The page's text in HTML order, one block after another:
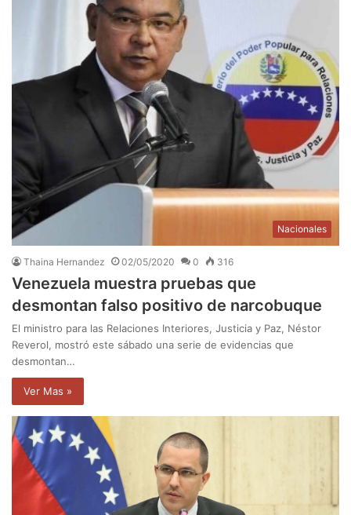
Nacionales
Thaina Hernandez 02/05/2020 0 316
Venezuela muestra pruebas que
desmontan falso positivo de narcobuque
El ministro para las Relaciones Interiores, Justicia y Paz, Néstor
Reverol, mostró este sábado una serie de evidencias que
desmontan…
Ver Mas »